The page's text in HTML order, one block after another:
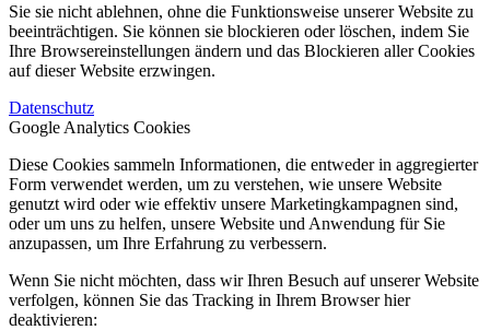
Sie sie nicht ablehnen, ohne die Funktionsweise unserer Website zu
beeinträchtigen. Sie können sie blockieren oder löschen, indem Sie
Ihre Browsereinstellungen ändern und das Blockieren aller Cookies
auf dieser Website erzwingen.
Datenschutz
Google Analytics Cookies
Diese Cookies sammeln Informationen, die entweder in aggregierter
Form verwendet werden, um zu verstehen, wie unsere Website
genutzt wird oder wie effektiv unsere Marketingkampagnen sind,
oder um uns zu helfen, unsere Website und Anwendung für Sie
anzupassen, um Ihre Erfahrung zu verbessern.
Wenn Sie nicht möchten, dass wir Ihren Besuch auf unserer Website
verfolgen, können Sie das Tracking in Ihrem Browser hier
deaktivieren: